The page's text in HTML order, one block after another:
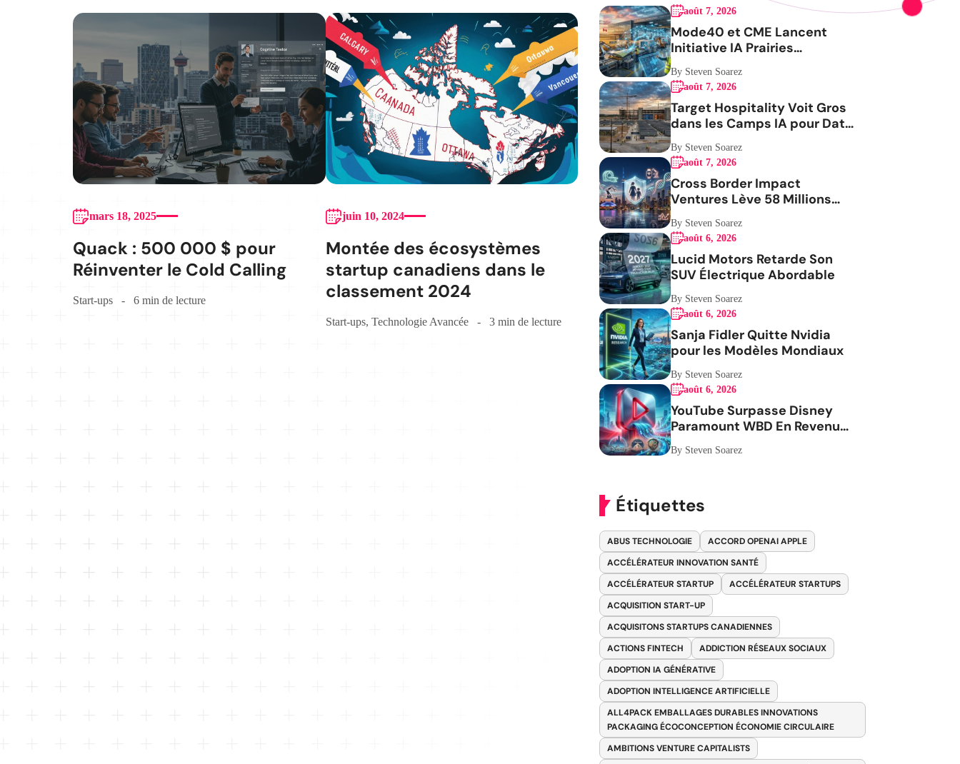
mars 18, 2025
Quack : 500 000 $ pour
Réinventer le Cold Calling
Start-ups 6 min de lecture
juin 10, 2024
Montée des écosystèmes
startup canadiens dans le
classement 2024
Start-ups, Technologie Avancée 3 min de lecture
août 7, 2026
Mode40 et CME Lancent
Initiative IA Prairies
Aérospatiale
By Steven Soarez
août 7, 2026
Target Hospitality Voit Gros
dans les Camps IA pour Data
Centers
By Steven Soarez
août 7, 2026
Cross Border Impact
Ventures Lève 58 Millions
USD Pour Santé Femmes
By Steven Soarez
août 6, 2026
Lucid Motors Retarde Son
SUV Électrique Abordable
By Steven Soarez
août 6, 2026
Sanja Fidler Quitte Nvidia
pour les Modèles Mondiaux
By Steven Soarez
août 6, 2026
YouTube Surpasse Disney
Paramount WBD En Revenus
Publicitaires
By Steven Soarez
Étiquettes
ABUS TECHNOLOGIE
ACCORD OPENAI APPLE
ACCÉLÉRATEUR INNOVATION SANTÉ
ACCÉLÉRATEUR STARTUP
ACCÉLÉRATEUR STARTUPS
ACQUISITION START-UP
ACQUISITONS STARTUPS CANADIENNES
ACTIONS FINTECH
ADDICTION RÉSEAUX SOCIAUX
ADOPTION IA GÉNÉRATIVE
ADOPTION INTELLIGENCE ARTIFICIELLE
ALL4PACK EMBALLAGES DURABLES INNOVATIONS
PACKAGING ÉCOCONCEPTION ÉCONOMIE CIRCULAIRE
AMBITIONS VENTURE CAPITALISTS